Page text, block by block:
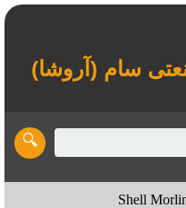
سام (آروشا)
🔍
Shell